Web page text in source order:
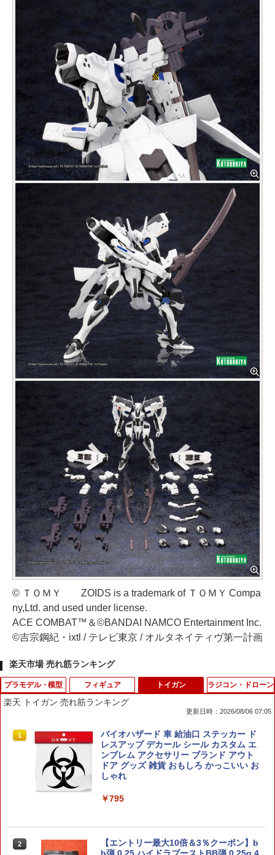
© ＴＯＭＹ ZOIDS is a trademark of ＴＯＭＹ Compa
ny,Ltd. and used under license.
ACE COMBAT™＆©BANDAI NAMCO Entertainment Inc.
©吉宗鋼紀・ixtl / テレビ東京 / オルタネイティヴ第一計画
楽天市場 売れ筋ランキング
プラモデル・模型
1
コトブキヤ 【再生産】M.S.Gプラユニッ
ト P-128 スパイク【P128X】 ディテー
ルアップパーツ
￥352
ット）
フィギュア
1
【未開封】Grandista ワンピース GEAR
5 3 ルフィ ニカ MONKEY.D.LUFFY GE
AR5 フィギュア
￥2,200
カプセルトイ】
トイガン
楽天 トイガン 売れ筋ランキング
更新日時：2026/08/06 07:05
1
バイオハザード 車 給油口 ステッカー ド
レスアップ デカール シール カスタム エ
ンブレム アクセサリー ブランド アウト
ドア グッズ 雑貨 おもしろ かっこいい お
しゃれ
￥795
2
【エントリー最大10倍＆3％クーポン】b
b弾 0.25 ハイドラブーストBB弾 0.25g 4
ラジコン・ドローン